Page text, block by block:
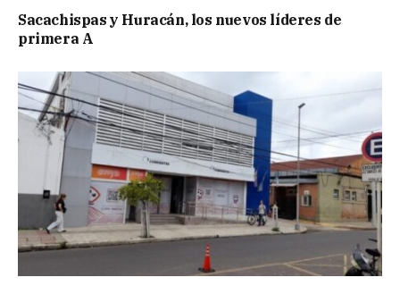
Sacachispas y Huracán, los nuevos líderes de
primera A